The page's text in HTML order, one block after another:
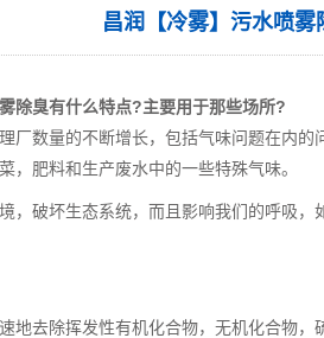
昌润【冷雾】污水喷
雾除臭有什么特点?主要用于那些场所?
厂数量的不断增长，包括气味问题在内
，肥料和生产废水中的一些特殊气味。
，破坏生态系统，而且影响我们的呼吸，
地去除挥发性有机化合物，无机化合物